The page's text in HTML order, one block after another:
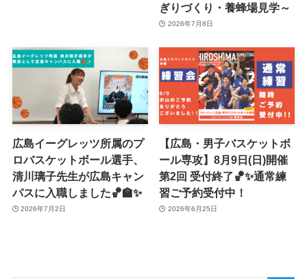
ぎりづくり・養蜂場見学～
2026年7月8日
広島イーグレッツ所属のプ
ロバスケットボール選手、
清川璃子先生が広島キャン
パスに入職しました🏀🏫✨
2026年7月2日
【広島・男子バスケットボ
ール専攻】8月9日(日)開催
第2回 受付終了🏀✨通常練
習ご予約受付中！
2026年6月25日